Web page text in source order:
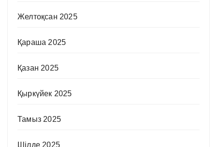
Желтоқсан 2025
Қараша 2025
Қазан 2025
Қыркүйек 2025
Тамыз 2025
Шілде 2025